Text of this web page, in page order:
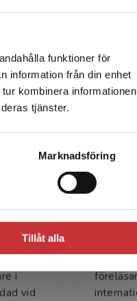
funktioner för
information från din enhet
kombinera informationen
tjänster.
Marknadsföring
Tillåt alla
i
vid
Katrin